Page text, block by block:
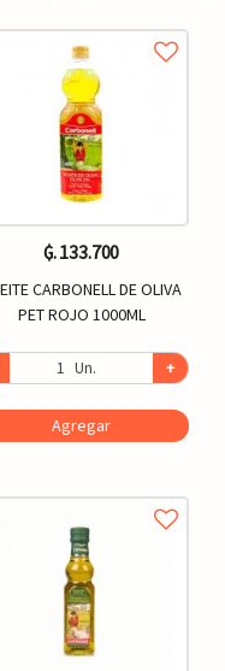
₲. 133.700
CARBONELL DE OLIVA
PET ROJO 1000ML
Un. +
Agregar